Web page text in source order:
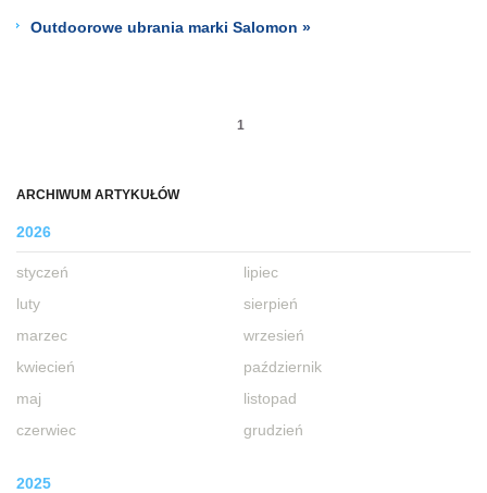
ARCHIWUM ARTYKUŁÓW
2026
styczeń
luty
marzec
kwiecień
maj
czerwiec
lipiec
sierpień
wrzesień
październik
listopad
grudzień
2025
Outdoorowe ubrania marki Salomon »
1